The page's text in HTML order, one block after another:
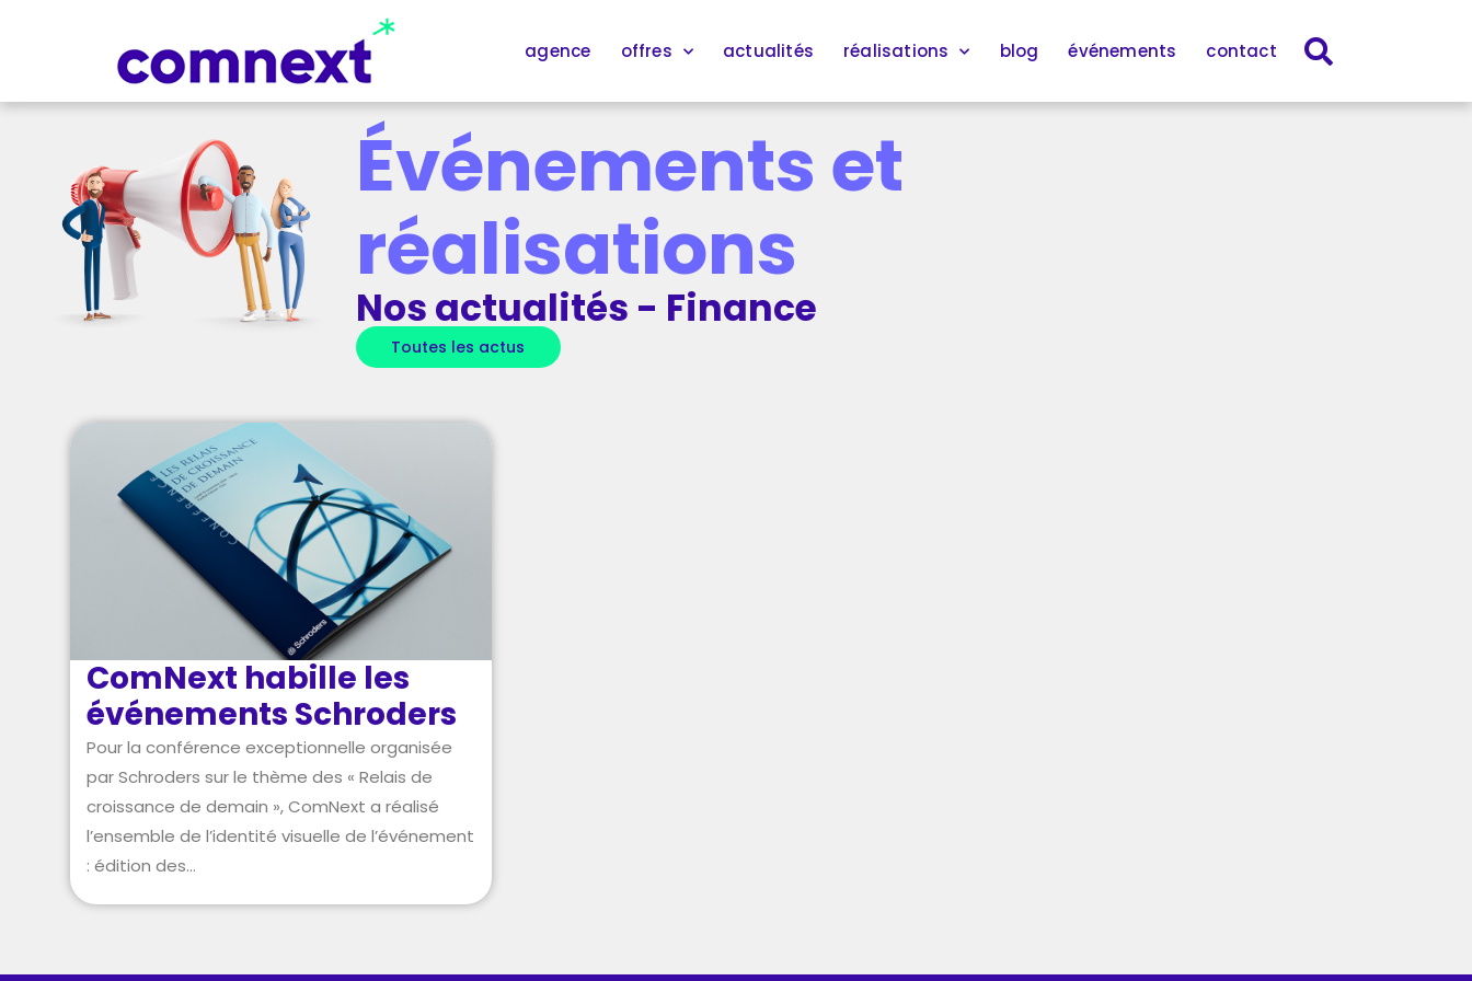
agence offres actualités réalisations blog événements contact
Événements et
réalisations
Nos actualités - Finance
Toutes les actus
ComNext habille les
événements Schroders
Pour la conférence exceptionnelle organisée
par Schroders sur le thème des « Relais de
croissance de demain », ComNext a réalisé
l’ensemble de l’identité visuelle de l’événement
: édition des...